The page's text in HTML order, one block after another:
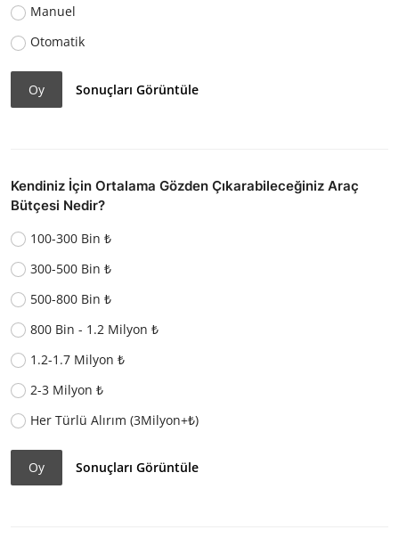
Manuel
Otomatik
Oy Sonuçları Görüntüle
Kendiniz İçin Ortalama Gözden Çıkarabileceğiniz Araç
Bütçesi Nedir?
100-300 Bin ₺
300-500 Bin ₺
500-800 Bin ₺
800 Bin - 1.2 Milyon ₺
1.2-1.7 Milyon ₺
2-3 Milyon ₺
Her Türlü Alırım (3Milyon+₺)
Oy Sonuçları Görüntüle